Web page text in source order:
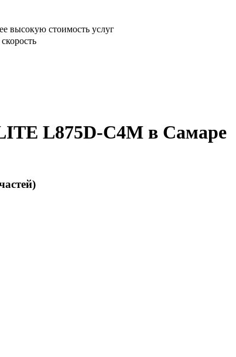
высокую стоимость услуг
L875D-C4M в Самаре